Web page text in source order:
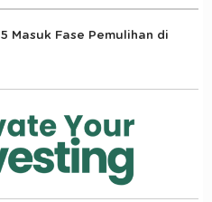
Masuk Fase Pemulihan di